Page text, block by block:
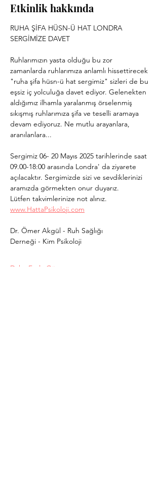
Etkinlik hakkında
RUHA ŞİFA HÜSN-Ü HAT LONDRA
SERGİMİZE DAVET
Ruhlarımızın yasta olduğu bu zor
zamanlarda ruhlarımıza anlamlı hissettirecek
"ruha şifa hüsn-ü hat sergimiz" sizleri de bu
eşsiz iç yolculuğa davet ediyor. Gelenekten
aldığımız ilhamla yaralanmış örselenmiş
sıkışmış ruhlarımıza şifa ve teselli aramaya
devam ediyoruz. Ne mutlu arayanlara,
aranılanlara...
Sergimiz 06- 20 Mayıs 2025 tarihlerinde saat
09.00-18:00 arasında Londra' da ziyarete
açılacaktır. Sergimizde sizi ve sevdiklerinizi
aramızda görmekten onur duyarız.
Lütfen takvimlerinize not alınız.
www.HattaPsikoloji.com
Dr. Ömer Akgül - Ruh Sağlığı
Derneği - Kim Psikoloji
Daha Fazla Göster